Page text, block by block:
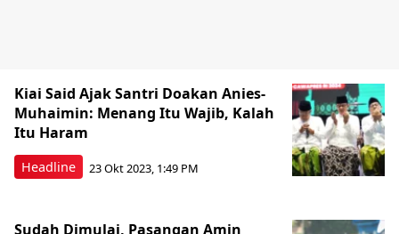
Headline
Kiai Said Ajak Santri Doakan Anies-
Muhaimin: Menang Itu Wajib, Kalah
Itu Haram
23 Okt 2023, 1:49 PM
Sudah Dimulai, Pasangan Amin